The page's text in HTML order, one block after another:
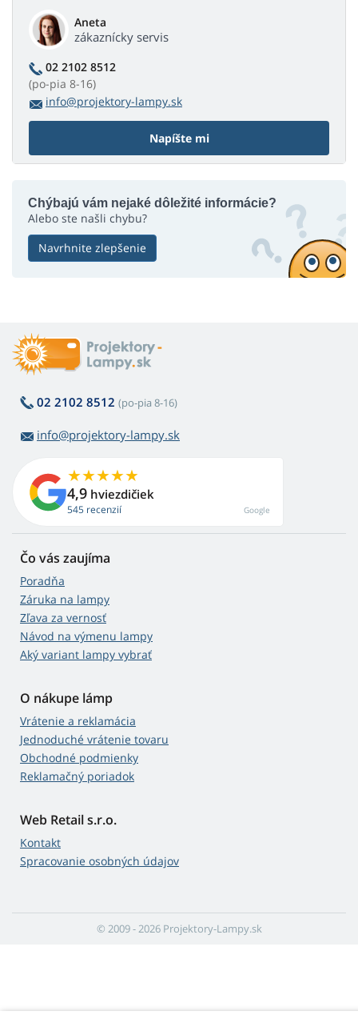
Aneta
zákaznícky servis
02 2102 8512
(po-pia 8-16)
info@projektory-lampy.sk
Napíšte mi
Chýbajú vám nejaké dôležité informácie?
Alebo ste našli chybu?
Navrhnite zlepšenie
02 2102 8512 (po-pia 8-16)
info@projektory-lampy.sk
4,9 hviezdičiek
545 recenzií Google
Čo vás zaujíma
Poradňa
Záruka na lampy
Zľava za vernosť
Návod na výmenu lampy
Aký variant lampy vybrať
O nákupe lámp
Vrátenie a reklamácia
Jednoduché vrátenie tovaru
Obchodné podmienky
Reklamačný poriadok
Web Retail s.r.o.
Kontakt
Spracovanie osobných údajov
© 2009 - 2026 Projektory-Lampy.sk